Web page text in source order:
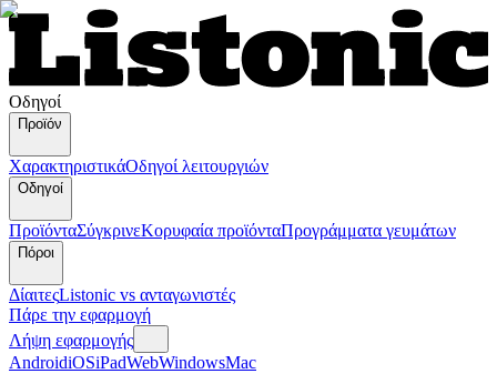
Οδηγοί
Προϊόν
ΧαρακτηριστικάΟδηγοί λειτουργιών
Οδηγοί
ΠροϊόνταΣύγκρινεΚορυφαία προϊόνταПρογράμματα γευμάτων
Πόροι
ΔίαιτεςListonic vs ανταγωνιστές
Πάρε την εφαρμογή
Λήψη εφαρμογής
AndroidiOSiPadWebWindowsMac